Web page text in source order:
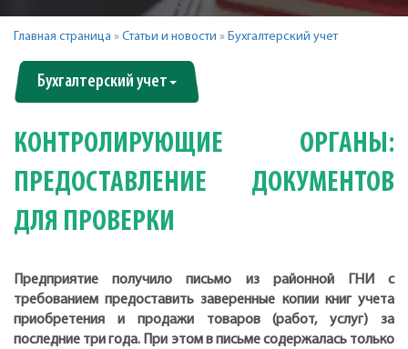
Главная страница » Статьи и новости » Бухгалтерский учет
Бухгалтерский учет
КОНТРОЛИРУЮЩИЕ ОРГАНЫ:
ПРЕДОСТАВЛЕНИЕ ДОКУМЕНТОВ
ДЛЯ ПРОВЕРКИ
Предприятие получило письмо из районной ГНИ с
требованием предоставить заверенные копии книг учета
приобретения и продажи товаров (работ, услуг) за
последние три года. При этом в письме содержалась только